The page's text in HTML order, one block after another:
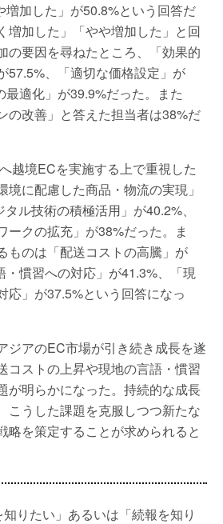
増加した」が50.8%という回答だ
増加した」「やや増加した」と回
の要因を尋ねたところ、「効果的
57.5%、「適切な価格設定」が
適化」が39.9%だった。また
の改善」と答えた担当者は38%だ
越境ECを実施する上で重視した
境に配慮した商品・物流の実現」
ル技術の積極活用」が40.2%、
ークの拡充」が38%だった。ま
ものは「配送コストの高騰」が
・慣習への対応」が41.3%、「現
応」が37.5%という回答になっ
ジアのEC市場が引き続き成長を遂
コストの上昇や現地の言語・慣習
が明らかになった。持続的な成長
こうした課題を克服しつつ新たな
略を策定することが求められると
りたい」あるいは「続報を知り